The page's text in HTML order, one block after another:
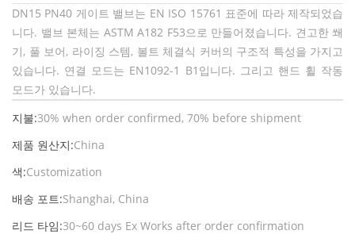
DN15 PN40 게이트 밸브는 EN ISO 15761 표준에 따라 제작되었습
니다. 밸브 본체는 ASTM A182 F53으로 만들어졌습니다. 견고한 쐐
기, 풀 보어, 라이징 스템, 볼트 체결식 커버의 구조적 특성을 가지고
있습니다. 연결 모드는 EN1092-1 B1입니다. 그리고 핸드 휠 작동
모드가 있습니다.
지불:30% when order confirmed, 70% before shipment
제품 원산지:China
색:Customization
배송 포트:Shanghai, China
리드 타임:30~60 days Ex Works after order confirmation